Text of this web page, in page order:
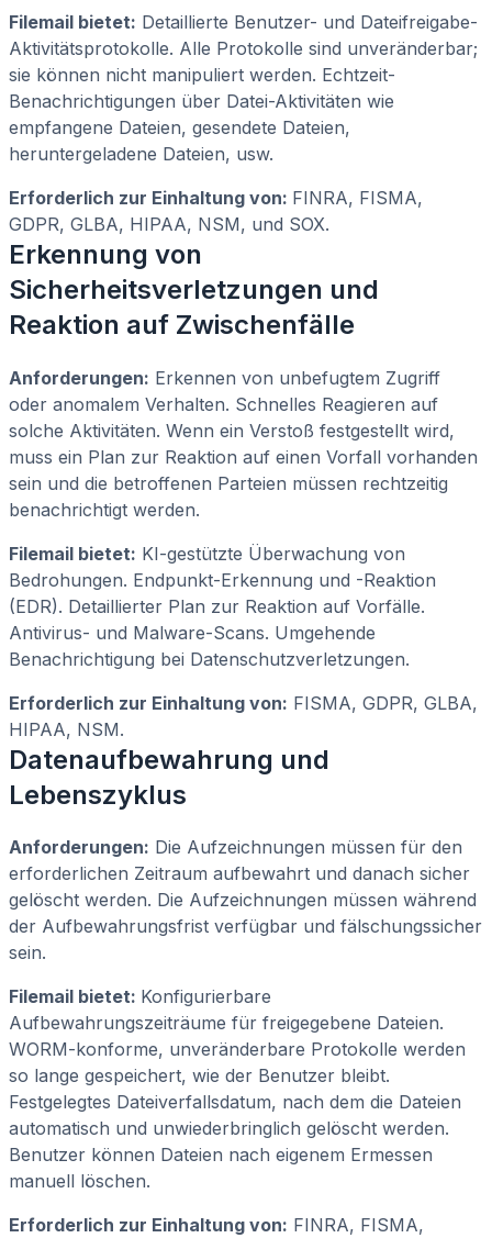
Filemail bietet: Detaillierte Benutzer- und Dateifreigabe-
Aktivitätsprotokolle. Alle Protokolle sind unveränderbar;
sie können nicht manipuliert werden. Echtzeit-
Benachrichtigungen über Datei-Aktivitäten wie
empfangene Dateien, gesendete Dateien,
heruntergeladene Dateien, usw.
Erforderlich zur Einhaltung von: FINRA, FISMA,
GDPR, GLBA, HIPAA, NSM, und SOX.
Erkennung von
Sicherheitsverletzungen und
Reaktion auf Zwischenfälle
Anforderungen: Erkennen von unbefugtem Zugriff
oder anomalem Verhalten. Schnelles Reagieren auf
solche Aktivitäten. Wenn ein Verstoß festgestellt wird,
muss ein Plan zur Reaktion auf einen Vorfall vorhanden
sein und die betroffenen Parteien müssen rechtzeitig
benachrichtigt werden.
Filemail bietet: KI-gestützte Überwachung von
Bedrohungen. Endpunkt-Erkennung und -Reaktion
(EDR). Detaillierter Plan zur Reaktion auf Vorfälle.
Antivirus- und Malware-Scans. Umgehende
Benachrichtigung bei Datenschutzverletzungen.
Erforderlich zur Einhaltung von: FISMA, GDPR, GLBA,
HIPAA, NSM.
Datenaufbewahrung und
Lebenszyklus
Anforderungen: Die Aufzeichnungen müssen für den
erforderlichen Zeitraum aufbewahrt und danach sicher
gelöscht werden. Die Aufzeichnungen müssen während
der Aufbewahrungsfrist verfügbar und fälschungssicher
sein.
Filemail bietet: Konfigurierbare
Aufbewahrungszeiträume für freigegebene Dateien.
WORM-konforme, unveränderbare Protokolle werden
so lange gespeichert, wie der Benutzer bleibt.
Festgelegtes Dateiverfallsdatum, nach dem die Dateien
automatisch und unwiederbringlich gelöscht werden.
Benutzer können Dateien nach eigenem Ermessen
manuell löschen.
Erforderlich zur Einhaltung von: FINRA, FISMA,